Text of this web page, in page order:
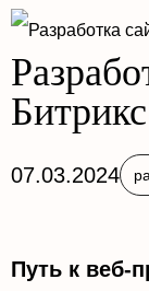
Битрикс
07.03.2024
Путь к веб-